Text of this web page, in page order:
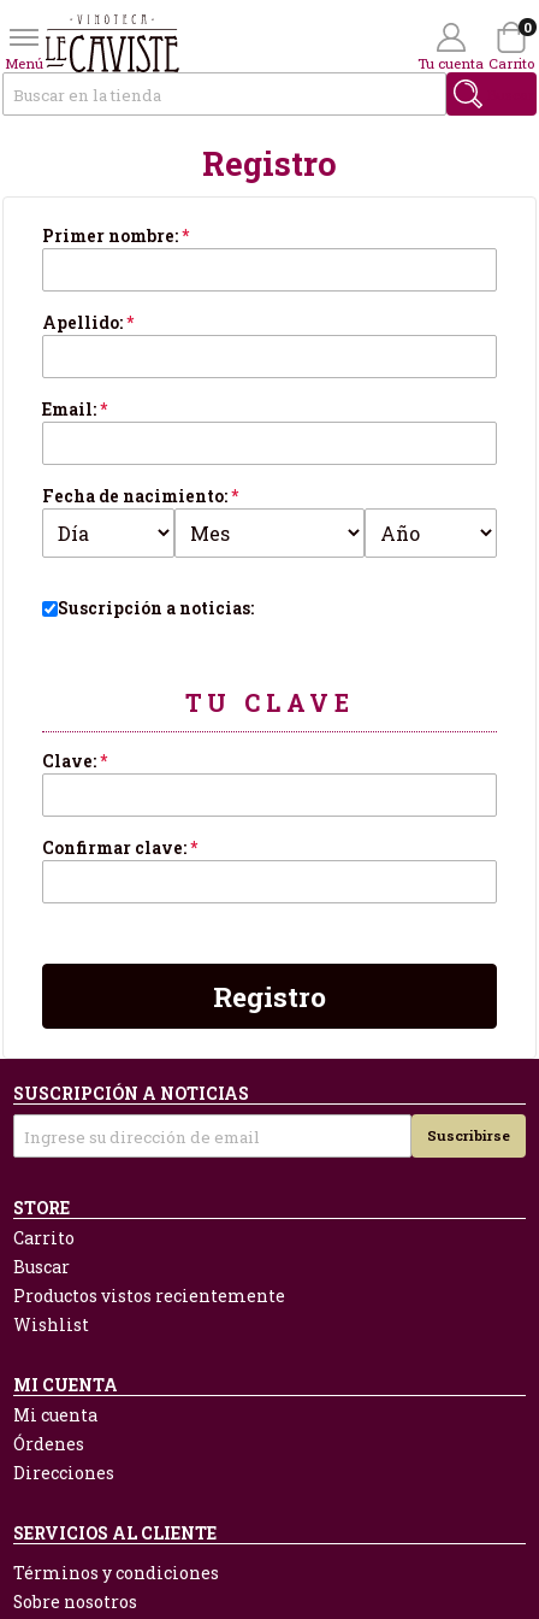
Menú Tu cuenta
Wishlist
Carrito
0
Registro
Tus datos personales
Primer nombre:*
Apellido:*
Email:*
Fecha de nacimiento:*
Suscripción a noticias:
TU CLAVE
Clave:*
Confirmar clave:*
Registro
SUSCRIPCIÓN A NOTICIAS
Suscribirse
STORE
Carrito
Buscar
Productos vistos recientemente
Wishlist
MI CUENTA
Mi cuenta
Órdenes
Direcciones
SERVICIOS AL CLIENTE
Términos y condiciones
Sobre nosotros